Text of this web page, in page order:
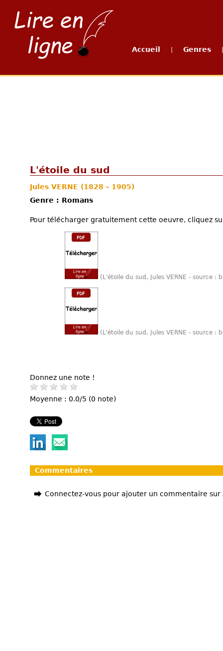
Accueil Genres
L'étoile du sud
Jules VERNE (1828 - 1905)
Genre : Romans
Pour télécharger gratuitement cette oeuvre, cliquez
(L'étoile du sud, Jules VERNE - source :
(L'étoile du sud, Jules VERNE - source :
Donnez une note !
Moyenne : 0.0/5 (0 note)
Commentaires
Connectez-vous pour ajouter un commentaire sur